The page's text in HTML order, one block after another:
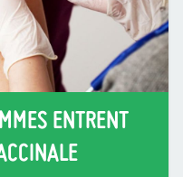
ENTRENT